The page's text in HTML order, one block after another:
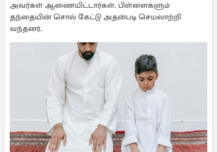
அவர்கள் ஆணையிட்டார்கள். பிள்ளைகளும்
தந்தையின் சொல் கேட்டு அதன்படி செயலாற்றி
வந்தனர்.